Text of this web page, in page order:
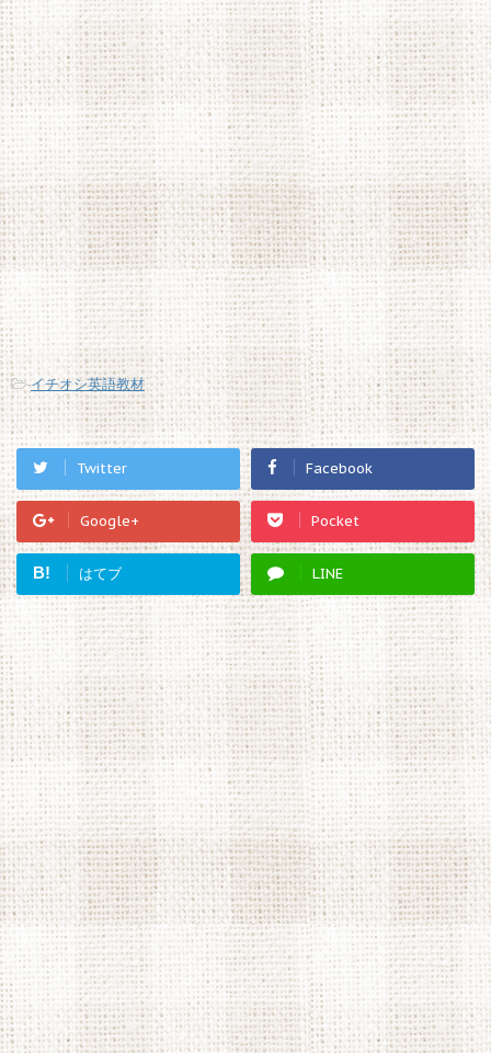
-イチオシ英語教材
Twitter Facebook
Google+ Pocket
B! はてブ LINE